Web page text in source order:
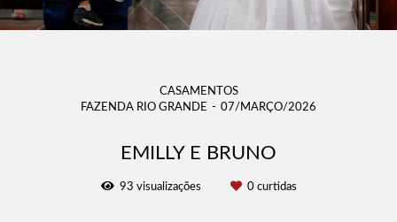
CASAMENTOS
FAZENDA RIO GRANDE
07/MARÇO/2026
EMILLY E BRUNO
93 visualizações 0curtidas